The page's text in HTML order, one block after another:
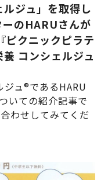
ジュ」を取得し
のHARUさんが
ピクニックピラテ
コンシェルジュ
ュ®であるHARU
いての紹介記事で
わせしてみてくだ